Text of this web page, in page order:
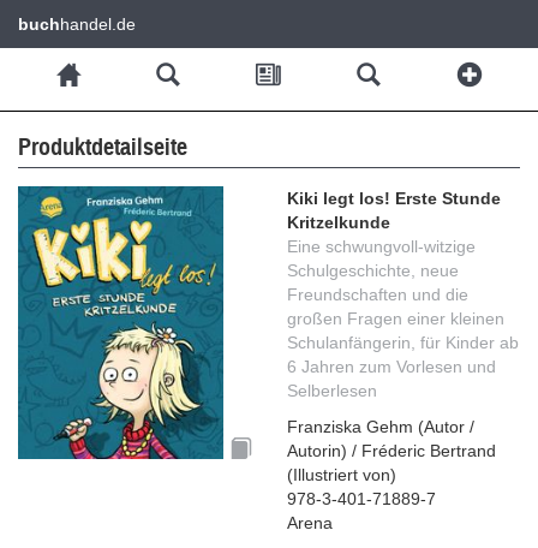
buchhandel.de
Produktdetailseite
Kiki legt los! Erste Stunde
Kritzelkunde
Eine schwungvoll-witzige
Schulgeschichte, neue
Freundschaften und die
großen Fragen einer kleinen
Schulanfängerin, für Kinder ab
6 Jahren zum Vorlesen und
Selberlesen
Franziska Gehm (Autor /
Autorin) / Fréderic Bertrand
(Illustriert von)
978-3-401-71889-7
Arena